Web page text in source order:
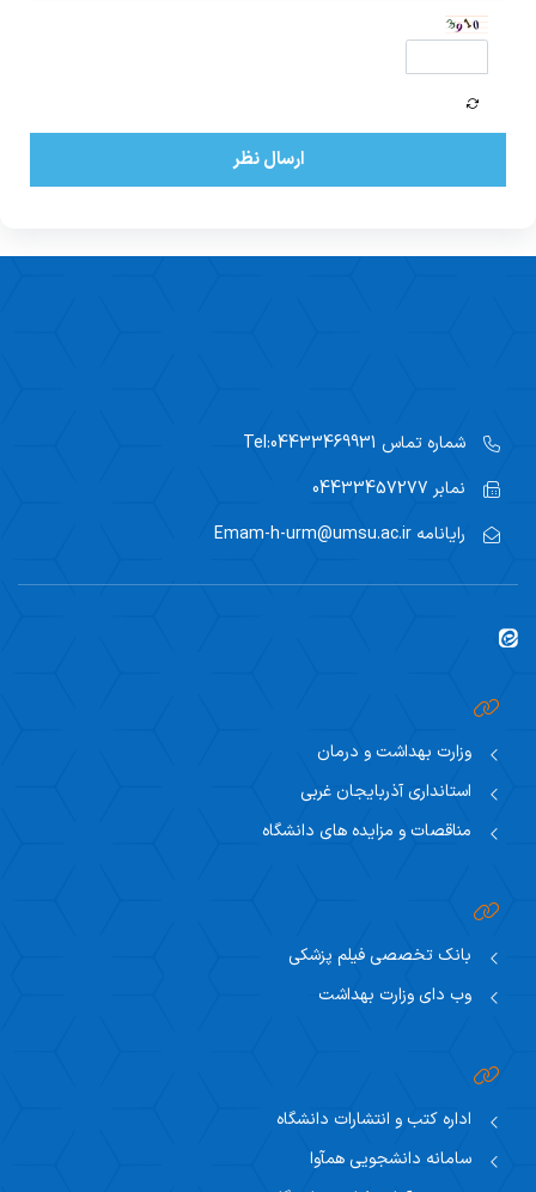
ارسال نظر
شماره تماس
نمابر
رایانامه
وزارت بهداشت و درمان
استانداری آذربایجان غربی
مناقصات و مزایده های دانشگاه
بانک تخصصی فیلم پزشکی
وب دای وزارت بهداشت
اداره کتب و انتشارات دانشگاه
سامانه دانشجویی همآوا